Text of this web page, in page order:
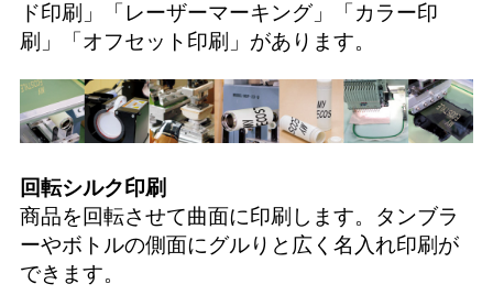
ド印刷 」「 レーザーマーキング」「 カラー印
刷 」「 オフセット印刷 」があります。
回転シルク印刷
商品を回転させて曲面に印刷します。タンブラ
ーやボトルの側面にグルりと広く名入れ印刷が
できます。